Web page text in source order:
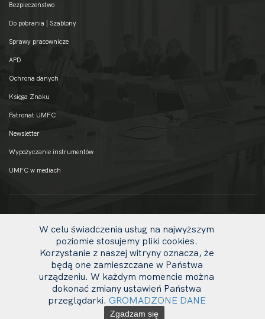
Bezpieczeństwo
Do pobrania | Szablony
Sprawy pracownicze
APD
Ochrona danych
Księga Znaku
Patronat UMFC
Newsletter
Wypożyczanie instrumentów
UMFC w mediach
© 2020 UMFC
W celu świadczenia usług na najwyższym
poziomie stosujemy pliki cookies.
Korzystanie z naszej witryny oznacza, że
będą one zamieszczane w Państwa
urządzeniu. W każdym momencie można
dokonać zmiany ustawień Państwa
przeglądarki. GROMADZONE DANE
Zgadzam się